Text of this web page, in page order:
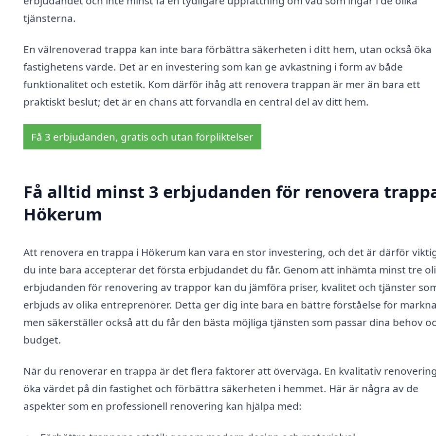
tjänsterna.
En välrenoverad trappa kan inte bara förbättra säkerheten i ditt hem, utan också öka
fastighetens värde. Det är en investering som kan ge avkastning i form av både
funktionalitet och estetik. Kom därför ihåg att renovera trappan är mer än bara ett
praktiskt beslut; det är en chans att förvandla en central del av ditt hem.
Få 3 erbjudanden, gratis och utan förpliktelser
Få alltid minst 3 erbjudanden för renovera
Hökerum
Att renovera en trappa i Hökerum kan vara en stor investering, och det är därför
du inte bara accepterar det första erbjudandet du får. Genom att inhämta minst tre
erbjudanden för renovering av trappor kan du jämföra priser, kvalitet och tjänster
erbjuds av olika entreprenörer. Detta ger dig inte bara en bättre förståelse för
men säkerställer också att du får den bästa möjliga tjänsten som passar dina behov
budget.
När du renoverar en trappa är det flera faktorer att överväga. En kvalitativ
öka värdet på din fastighet och förbättra säkerheten i hemmet. Här är några av de
aspekter som en professionell renovering kan hjälpa med: